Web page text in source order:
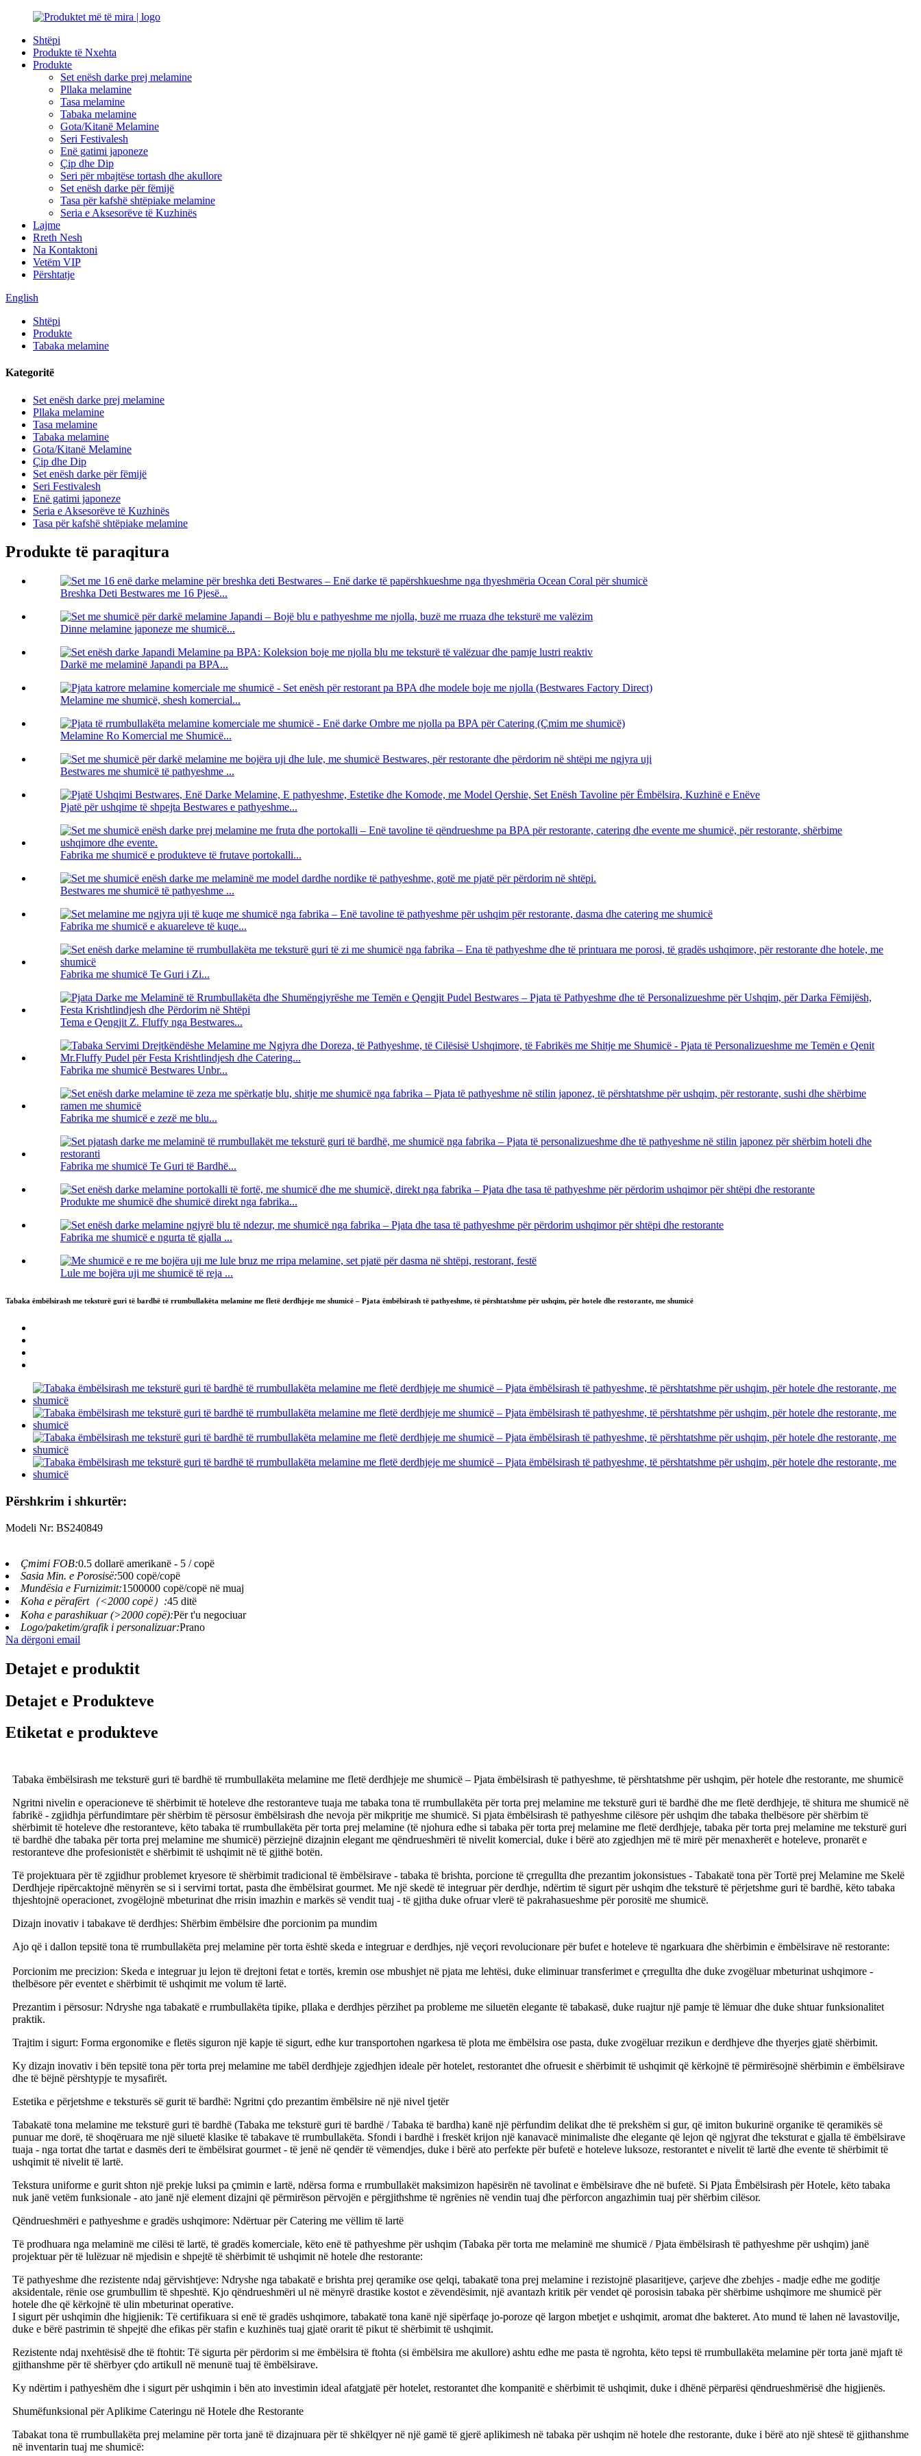
Shtëpi
Produkte të Nxehta
Produkte
Set enësh darke prej melamine
Pllaka melamine
Tasa melamine
Tabaka melamine
Gota/Kitanë Melamine
Seri Festivalesh
Enë gatimi japoneze
Çip dhe Dip
Seri për mbajtëse tortash dhe akullore
Set enësh darke për fëmijë
Tasa për kafshë shtëpiake melamine
Seria e Aksesorëve të Kuzhinës
Lajme
Rreth Nesh
Na Kontaktoni
Vetëm VIP
Përshtatje
English
Shtëpi
Produkte
Tabaka melamine
Kategoritë
Set enësh darke prej melamine
Pllaka melamine
Tasa melamine
Tabaka melamine
Gota/Kitanë Melamine
Çip dhe Dip
Set enësh darke për fëmijë
Seri Festivalesh
Enë gatimi japoneze
Seria e Aksesorëve të Kuzhinës
Tasa për kafshë shtëpiake melamine
Produkte të paraqitura
Breshka Deti Bestwares me 16 Pjesë...
Dinne melamine japoneze me shumicë...
Darkë me melaminë Japandi pa BPA...
Melamine me shumicë, shesh komercial...
Melamine Ro Komercial me Shumicë...
Bestwares me shumicë të pathyeshme ...
Pjatë për ushqime të shpejta Bestwares e pathyeshme...
Fabrika me shumicë e produkteve të frutave portokalli...
Bestwares me shumicë të pathyeshme ...
Fabrika me shumicë e akuareleve të kuqe...
Fabrika me shumicë Te Guri i Zi...
Tema e Qengjit Z. Fluffy nga Bestwares...
Fabrika me shumicë Bestwares Unbr...
Fabrika me shumicë e zezë me blu...
Fabrika me shumicë Te Guri të Bardhë...
Produkte me shumicë dhe shumicë direkt nga fabrika...
Fabrika me shumicë e ngurta të gjalla ...
Lule me bojëra uji me shumicë të reja ...
Tabaka ëmbëlsirash me teksturë guri të bardhë të rrumbullakëta melamine me fletë derdhjeje me shumicë – Pjata ëmbëlsirash të pathyeshme, të përshtatshme për ushqim, për hotele dhe restorante, me shumicë
Përshkrim i shkurtër:
Modeli Nr: BS240849
Çmimi FOB:0.5 dollarë amerikanë - 5 / copë
Sasia Min. e Porosisë:500 copë/copë
Mundësia e Furnizimit:1500000 copë/copë në muaj
Koha e përafërt（<2000 copë）:45 ditë
Koha e parashikuar (>2000 copë):Për t'u negociuar
Logo/paketim/grafik i personalizuar:Prano
Na dërgoni email
Detajet e produktit
Detajet e Produkteve
Etiketat e produkteve
Tabaka ëmbëlsirash me teksturë guri të bardhë të rrumbullakëta melamine me fletë derdhjeje me shumicë – Pjata ëmbëlsirash të pathyeshme, të përshtatshme për ushqim, për hotele dhe restorante, me shumicë
Ngritni nivelin e operacioneve të shërbimit të hoteleve dhe restoranteve tuaja me tabaka tona të rrumbullakëta për torta prej melamine me teksturë guri të bardhë dhe me fletë derdhjeje, të shitura me shumicë në
fabrikë - zgjidhja përfundimtare për shërbim të përsosur ëmbëlsirash dhe nevoja për mikpritje me shumicë. Si pjata ëmbëlsirash të pathyeshme cilësore për ushqim dhe tabaka thelbësore për shërbim të
shërbimit të hoteleve dhe restoranteve, këto tabaka të rrumbullakëta për torta prej melamine (të njohura edhe si tabaka për torta prej melamine me fletë derdhjeje, tabaka për torta prej melamine me teksturë guri
të bardhë dhe tabaka për torta prej melamine me shumicë) përziejnë dizajnin elegant me qëndrueshmëri të nivelit komercial, duke i bërë ato zgjedhjen më të mirë për menaxherët e hoteleve, pronarët e
restoranteve dhe profesionistët e shërbimit të ushqimit në të gjithë botën.
Të projektuara për të zgjidhur problemet kryesore të shërbimit tradicional të ëmbëlsirave - tabaka të brishta, porcione të çrregullta dhe prezantim jokonsistues - Tabakatë tona për Tortë prej Melamine me Skelë
Derdhjeje ripërcaktojnë mënyrën se si i servirni tortat, pasta dhe ëmbëlsirat gourmet. Me një skedë të integruar për derdhje, ndërtim të sigurt për ushqim dhe teksturë të përjetshme guri të bardhë, këto tabaka
thjeshtojnë operacionet, zvogëlojnë mbeturinat dhe rrisin imazhin e markës së vendit tuaj - të gjitha duke ofruar vlerë të pakrahasueshme për porositë me shumicë.
Dizajn inovativ i tabakave të derdhjes: Shërbim ëmbëlsire dhe porcionim pa mundim
Ajo që i dallon tepsitë tona të rrumbullakëta prej melamine për torta është skeda e integruar e derdhjes, një veçori revolucionare për bufet e hoteleve të ngarkuara dhe shërbimin e ëmbëlsirave në restorante:
Porcionim me precizion: Skeda e integruar ju lejon të drejtoni fetat e tortës, kremin ose mbushjet në pjata me lehtësi, duke eliminuar transferimet e çrregullta dhe duke zvogëluar mbeturinat ushqimore -
thelbësore për eventet e shërbimit të ushqimit me volum të lartë.
Prezantim i përsosur: Ndryshe nga tabakatë e rrumbullakëta tipike, pllaka e derdhjes përzihet pa probleme me siluetën elegante të tabakasë, duke ruajtur një pamje të lëmuar dhe duke shtuar funksionalitet
praktik.
Trajtim i sigurt: Forma ergonomike e fletës siguron një kapje të sigurt, edhe kur transportohen ngarkesa të plota me ëmbëlsira ose pasta, duke zvogëluar rrezikun e derdhjeve dhe thyerjes gjatë shërbimit.
Ky dizajn inovativ i bën tepsitë tona për torta prej melamine me tabël derdhjeje zgjedhjen ideale për hotelet, restorantet dhe ofruesit e shërbimit të ushqimit që kërkojnë të përmirësojnë shërbimin e ëmbëlsirave
dhe të bëjnë përshtypje te mysafirët.
Estetika e përjetshme e teksturës së gurit të bardhë: Ngritni çdo prezantim ëmbëlsire në një nivel tjetër
Tabakatë tona melamine me teksturë guri të bardhë (Tabaka me teksturë guri të bardhë / Tabaka të bardha) kanë një përfundim delikat dhe të prekshëm si gur, që imiton bukurinë organike të qeramikës së
punuar me dorë, të shoqëruara me një siluetë klasike të tabakave të rrumbullakëta. Sfondi i bardhë i freskët krijon një kanavacë minimaliste dhe elegante që lejon që ngjyrat dhe teksturat e gjalla të ëmbëlsirave
tuaja - nga tortat dhe tartat e dasmës deri te ëmbëlsirat gourmet - të jenë në qendër të vëmendjes, duke i bërë ato perfekte për bufetë e hoteleve luksoze, restorantet e nivelit të lartë dhe evente të shërbimit të
ushqimit të nivelit të lartë.
Tekstura uniforme e gurit shton një prekje luksi pa çmimin e lartë, ndërsa forma e rrumbullakët maksimizon hapësirën në tavolinat e ëmbëlsirave dhe në bufetë. Si Pjata Ëmbëlsirash për Hotele, këto tabaka
nuk janë vetëm funksionale - ato janë një element dizajni që përmirëson përvojën e përgjithshme të ngrënies në vendin tuaj dhe përforcon angazhimin tuaj për shërbim cilësor.
Qëndrueshmëri e pathyeshme e gradës ushqimore: Ndërtuar për Catering me vëllim të lartë
Të prodhuara nga melaminë me cilësi të lartë, të gradës komerciale, këto enë të pathyeshme për ushqim (Tabaka për torta me melaminë me shumicë / Pjata ëmbëlsirash të pathyeshme për ushqim) janë
projektuar për të lulëzuar në mjedisin e shpejtë të shërbimit të ushqimit në hotele dhe restorante:
Të pathyeshme dhe rezistente ndaj gërvishtjeve: Ndryshe nga tabakatë e brishta prej qeramike ose qelqi, tabakatë tona prej melamine i rezistojnë plasaritjeve, çarjeve dhe zbehjes - madje edhe me goditje
aksidentale, rënie ose grumbullim të shpeshtë. Kjo qëndrueshmëri ul në mënyrë drastike kostot e zëvendësimit, një avantazh kritik për vendet që porosisin tabaka për shërbime ushqimore me shumicë për
hotele dhe që kërkojnë të ulin mbeturinat operative.
I sigurt për ushqimin dhe higjienik: Të certifikuara si enë të gradës ushqimore, tabakatë tona kanë një sipërfaqe jo-poroze që largon mbetjet e ushqimit, aromat dhe bakteret. Ato mund të lahen në lavastovilje,
duke e bërë pastrimin të shpejtë dhe efikas për stafin e kuzhinës tuaj gjatë orarit të pikut të shërbimit të ushqimit.
Rezistente ndaj nxehtësisë dhe të ftohtit: Të sigurta për përdorim si me ëmbëlsira të ftohta (si ëmbëlsira me akullore) ashtu edhe me pasta të ngrohta, këto tepsi të rrumbullakëta melamine për torta janë mjaft të
gjithanshme për të shërbyer çdo artikull në menunë tuaj të ëmbëlsirave.
Ky ndërtim i pathyeshëm dhe i sigurt për ushqimin i bën ato investimin ideal afatgjatë për hotelet, restorantet dhe kompanitë e shërbimit të ushqimit, duke i dhënë përparësi qëndrueshmërisë dhe higjienës.
Shumëfunksional për Aplikime Cateringu në Hotele dhe Restorante
Tabakat tona të rrumbullakëta prej melamine për torta janë të dizajnuara për të shkëlqyer në një gamë të gjerë aplikimesh në tabaka për ushqim në hotele dhe restorante, duke i bërë ato një shtesë të gjithanshme
në inventarin tuaj me shumicë: